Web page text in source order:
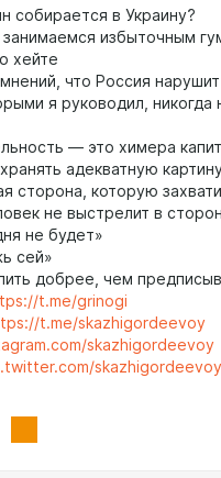
собирается в Украину?
избыточным
хейте
что Россия
я руководил, никогда
— это химера
адекватную
сторона, которую
не выстрелит в
не будет»
сей»
добрее, чем
t.me/grinogi
t.me/skazhigordeevoy
skazhigordeevoy
skazhigordeevoy